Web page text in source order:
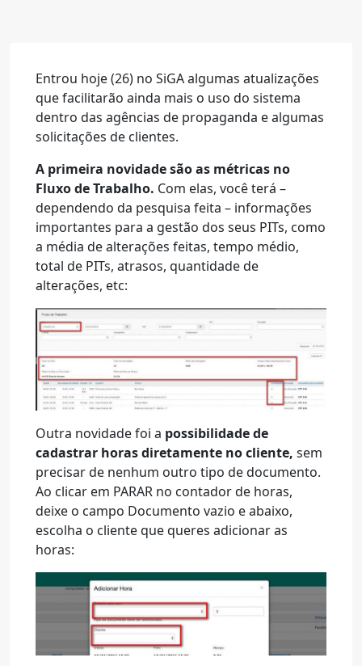
Entrou hoje (26) no SiGA algumas atualizações
que facilitarão ainda mais o uso do sistema
dentro das agências de propaganda e algumas
solicitações de clientes.
A primeira novidade são as métricas no
Fluxo de Trabalho. Com elas, você terá –
dependendo da pesquisa feita – informações
importantes para a gestão dos seus PITs, como
a média de alterações feitas, tempo médio,
total de PITs, atrasos, quantidade de
alterações, etc:
Outra novidade foi a possibilidade de
cadastrar horas diretamente no cliente, sem
precisar de nenhum outro tipo de documento.
Ao clicar em PARAR no contador de horas,
deixe o campo Documento vazio e abaixo,
escolha o cliente que queres adicionar as
horas: